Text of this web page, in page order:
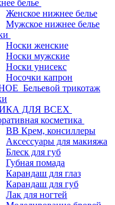
белье
Женское нижнее белье
Мужское нижнее белье
Носки женские
Носки мужские
Носки унисекс
Носочки капрон
трикотаж
ДЛЯ ВСЕХ
косметика
BB Крем, консиллеры
Аксессуары для макияжа
Блеск для губ
Губная помада
Карандаш для глаз
Карандаш для губ
Лак для ногтей